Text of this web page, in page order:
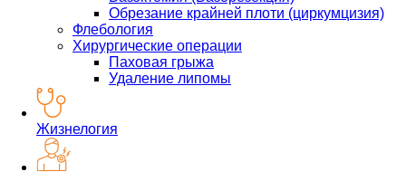
Обрезание крайней плоти (циркумцизия)
Флебология
Хирургические операции
Паховая грыжа
Удаление липомы
Жизнелогия